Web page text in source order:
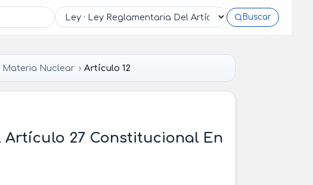
Buscar
Materia Nuclear Artículo 12
Artículo 27 Constitucional En